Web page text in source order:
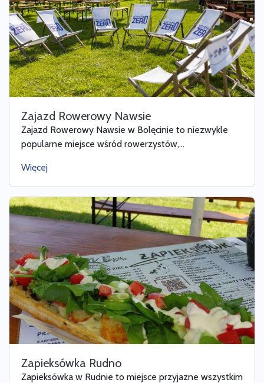
Zajazd Rowerowy Nawsie
Zajazd Rowerowy Nawsie w Bolęcinie to niezwykle
popularne miejsce wśród rowerzystów,...
Więcej
Zapieksówka Rudno
Zapieksówka w Rudnie to miejsce przyjazne wszystkim